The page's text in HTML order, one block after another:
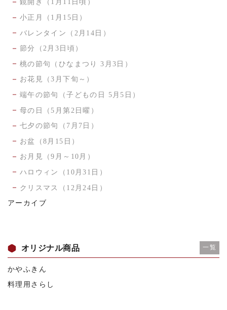
鏡開き（1月11日頃）
小正月（1月15日）
バレンタイン（2月14日）
節分（2月3日頃）
桃の節句（ひなまつり 3月3日）
お花見（3月下旬～）
端午の節句（子どもの日 5月5日）
母の日（5月第2日曜）
七夕の節句（7月7日）
お盆（8月15日）
お月見（9月～10月）
ハロウィン（10月31日）
クリスマス（12月24日）
アーカイブ
オリジナル商品 一覧
かやふきん
料理用さらし